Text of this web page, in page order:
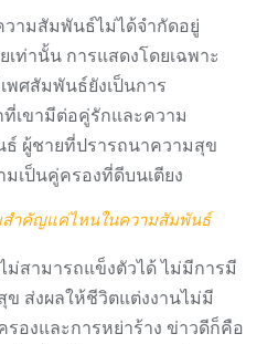
ามสัมพันธ์ไม่ได้จำกัดอยู่
เท่านั้น การแสดงโดยเฉพาะ
พศสัมพันธ์ยังเป็นการ
เขามีต่อคู่รักและความ
ผู้ชายที่ปรารถนาความสุข
เป็นคู่ครองที่ดีบนเตียง
สำคัญแค่ไหนในความสัมพันธ์
ม่สามารถแข็งตัวได้ ไม่มีการมี
ส่งผลให้ชีวิตแต่งงานไม่มี
องและการหย่าร้าง ข่าวดีก็คือ